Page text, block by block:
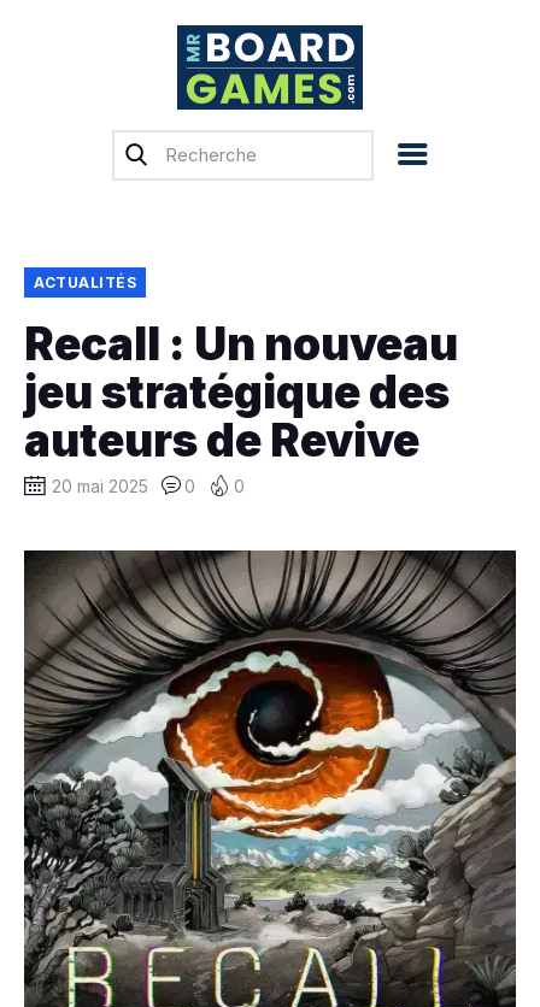
Accueil
Previews
Tops, Conseils &
Guides d’achat
Financement
participatif
Français
ACTUALITÉS
Recall : Un nouveau
jeu stratégique des
auteurs de Revive
20 mai 2025 0 0